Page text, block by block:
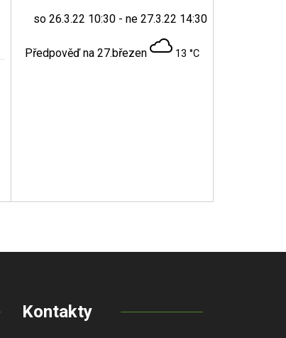
so 26.3.22 10:30 - ne 27.3.22 14:30
Předpověď na 27.březen 13 °C
Kontakty